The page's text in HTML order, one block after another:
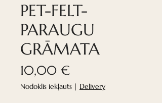
PET-FELT-
PARAUGU
GRĀMATA
10,00 €Cena
Nodoklis iekļauts | Delivery